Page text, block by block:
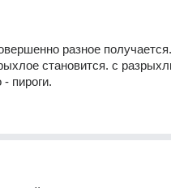
разное получается.
становится. с
пироги.